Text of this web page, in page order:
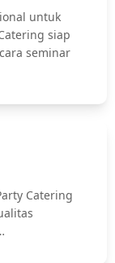
untuk
siap
seminar
Catering